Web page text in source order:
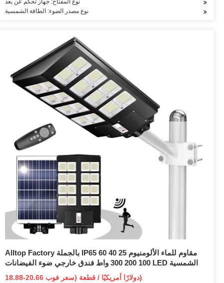
نوع المفتاح: جهاز تحكم عن بعد
نوع مصدر الضوء: الطاقة الشمسية
Alltop Factory بالجملة IP65 مقاوم للماء الألومنيوم 25 40 60
100 200 300 واط فندق خارجي ضوء الفيضانات LED الشمسية
18.88-20.66 دولارًا أمريكيًا / قطعة (سعر فوب)